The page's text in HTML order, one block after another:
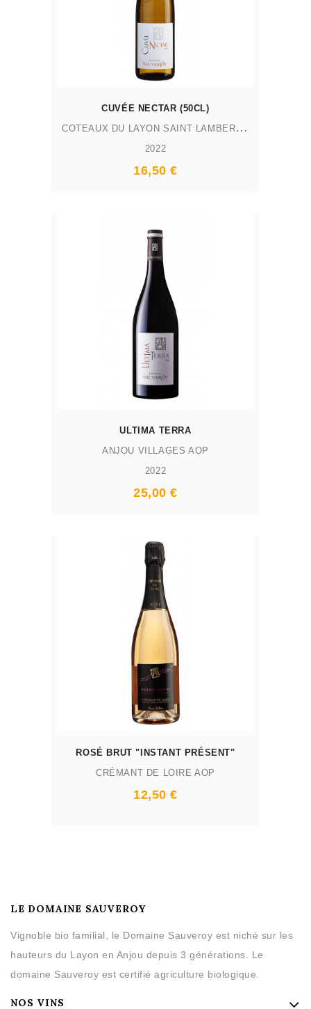
CUVÉE NECTAR (50CL)
C
OTEAUX DU LAYON SAINT LAMBERT AOP
2022
16,50 €
ULTIMA TERRA
ANJOU VILLAGES AOP
2022
25,00 €
ROSÉ BRUT "INSTANT PRÉSENT"
CRÉMANT DE LOIRE AOP
12,50 €
LE DOMAINE SAUVEROY
Vignoble bio familial, le Domaine Sauveroy est niché sur les
hauteurs du Layon en Anjou depuis 3 générations. Le
domaine Sauveroy est certifié agriculture biologique.
NOS VINS